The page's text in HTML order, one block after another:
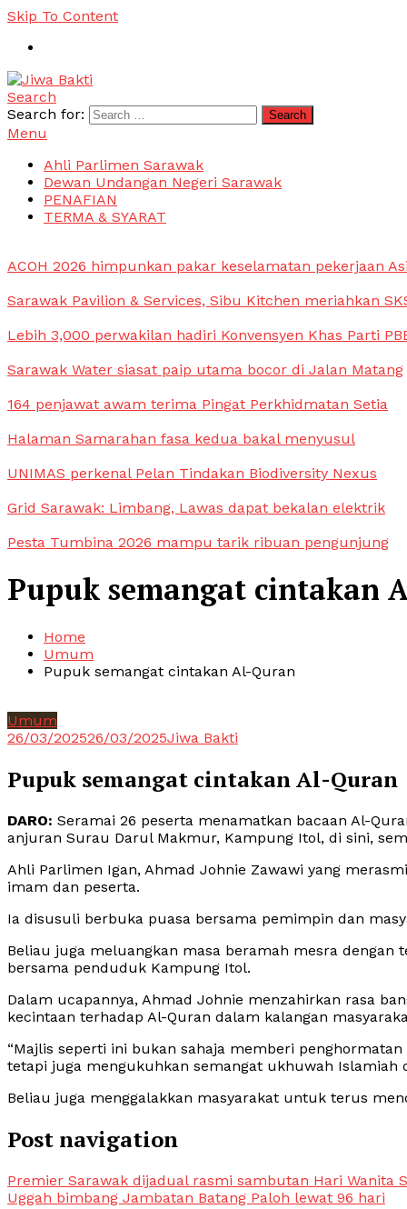
Skip To Content
Jiwa Bakti
Suara PBB Sarawak
Search
Search for:
Menu
Ahli Parlimen Sarawak
Dewan Undangan Negeri Sarawak
PENAFIAN
TERMA & SYARAT
ACOH 2026 himpunkan pakar keselamatan pekerjaan
Sarawak Pavilion & Services, Sibu Kitchen meriahkan
Lebih 3,000 perwakilan hadiri Konvensyen Khas Parti
Sarawak Water siasat paip utama bocor di Jalan Matang
164 penjawat awam terima Pingat Perkhidmatan Setia
Halaman Samarahan fasa kedua bakal menyusul
UNIMAS perkenal Pelan Tindakan Biodiversity Nexus
Grid Sarawak: Limbang, Lawas dapat bekalan elektrik
Pesta Tumbina 2026 mampu tarik ribuan pengunjung
Pupuk semangat cintakan
Home
Umum
Pupuk semangat cintakan Al-Quran
Umum
26/03/202526/03/2025Jiwa Bakti
Pupuk semangat cintakan Al-Quran
DARO: Seramai 26 peserta menamatkan bacaan Al-
anjuran Surau Darul Makmur, Kampung Itol, di sini,
Ahli Parlimen Igan, Ahmad Johnie Zawawi yang
imam dan peserta.
Ia disusuli berbuka puasa bersama pemimpin dan
Beliau juga meluangkan masa beramah mesra dengan
bersama penduduk Kampung Itol.
Dalam ucapannya, Ahmad Johnie menzahirkan rasa
kecintaan terhadap Al-Quran dalam kalangan
“Majlis seperti ini bukan sahaja memberi
tetapi juga mengukuhkan semangat ukhuwah Islamiah
Beliau juga menggalakkan masyarakat untuk terus
Post navigation
Premier Sarawak dijadual rasmi sambutan Hari Wanita
Uggah bimbang Jambatan Batang Paloh lewat 96 hari